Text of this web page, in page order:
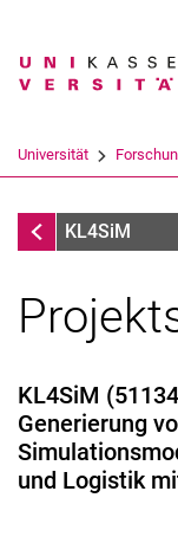
Suchbegriff
Universität
Forschung
KL4SiM
KL4SiM
Generierung
und Logistik